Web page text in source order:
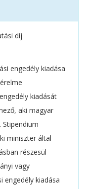
díj
engedély kiadása
kiadását
aki magyar
Stipendium
miniszter által
részesül
vagy
engedély kiadása